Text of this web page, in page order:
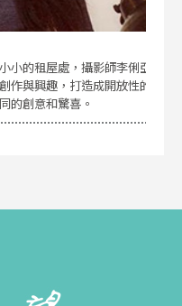
小的租屋處，攝影師李俐亞
作與興趣，打造成開放性的
的創意和驚喜。